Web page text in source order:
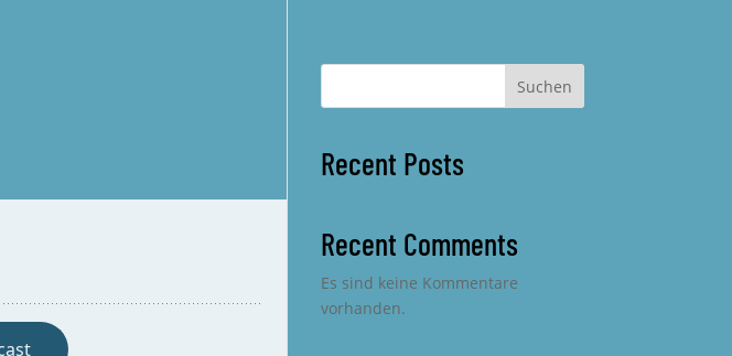
Suchen
Recent Posts
Recent Comments
Es sind keine Kommentare
vorhanden.